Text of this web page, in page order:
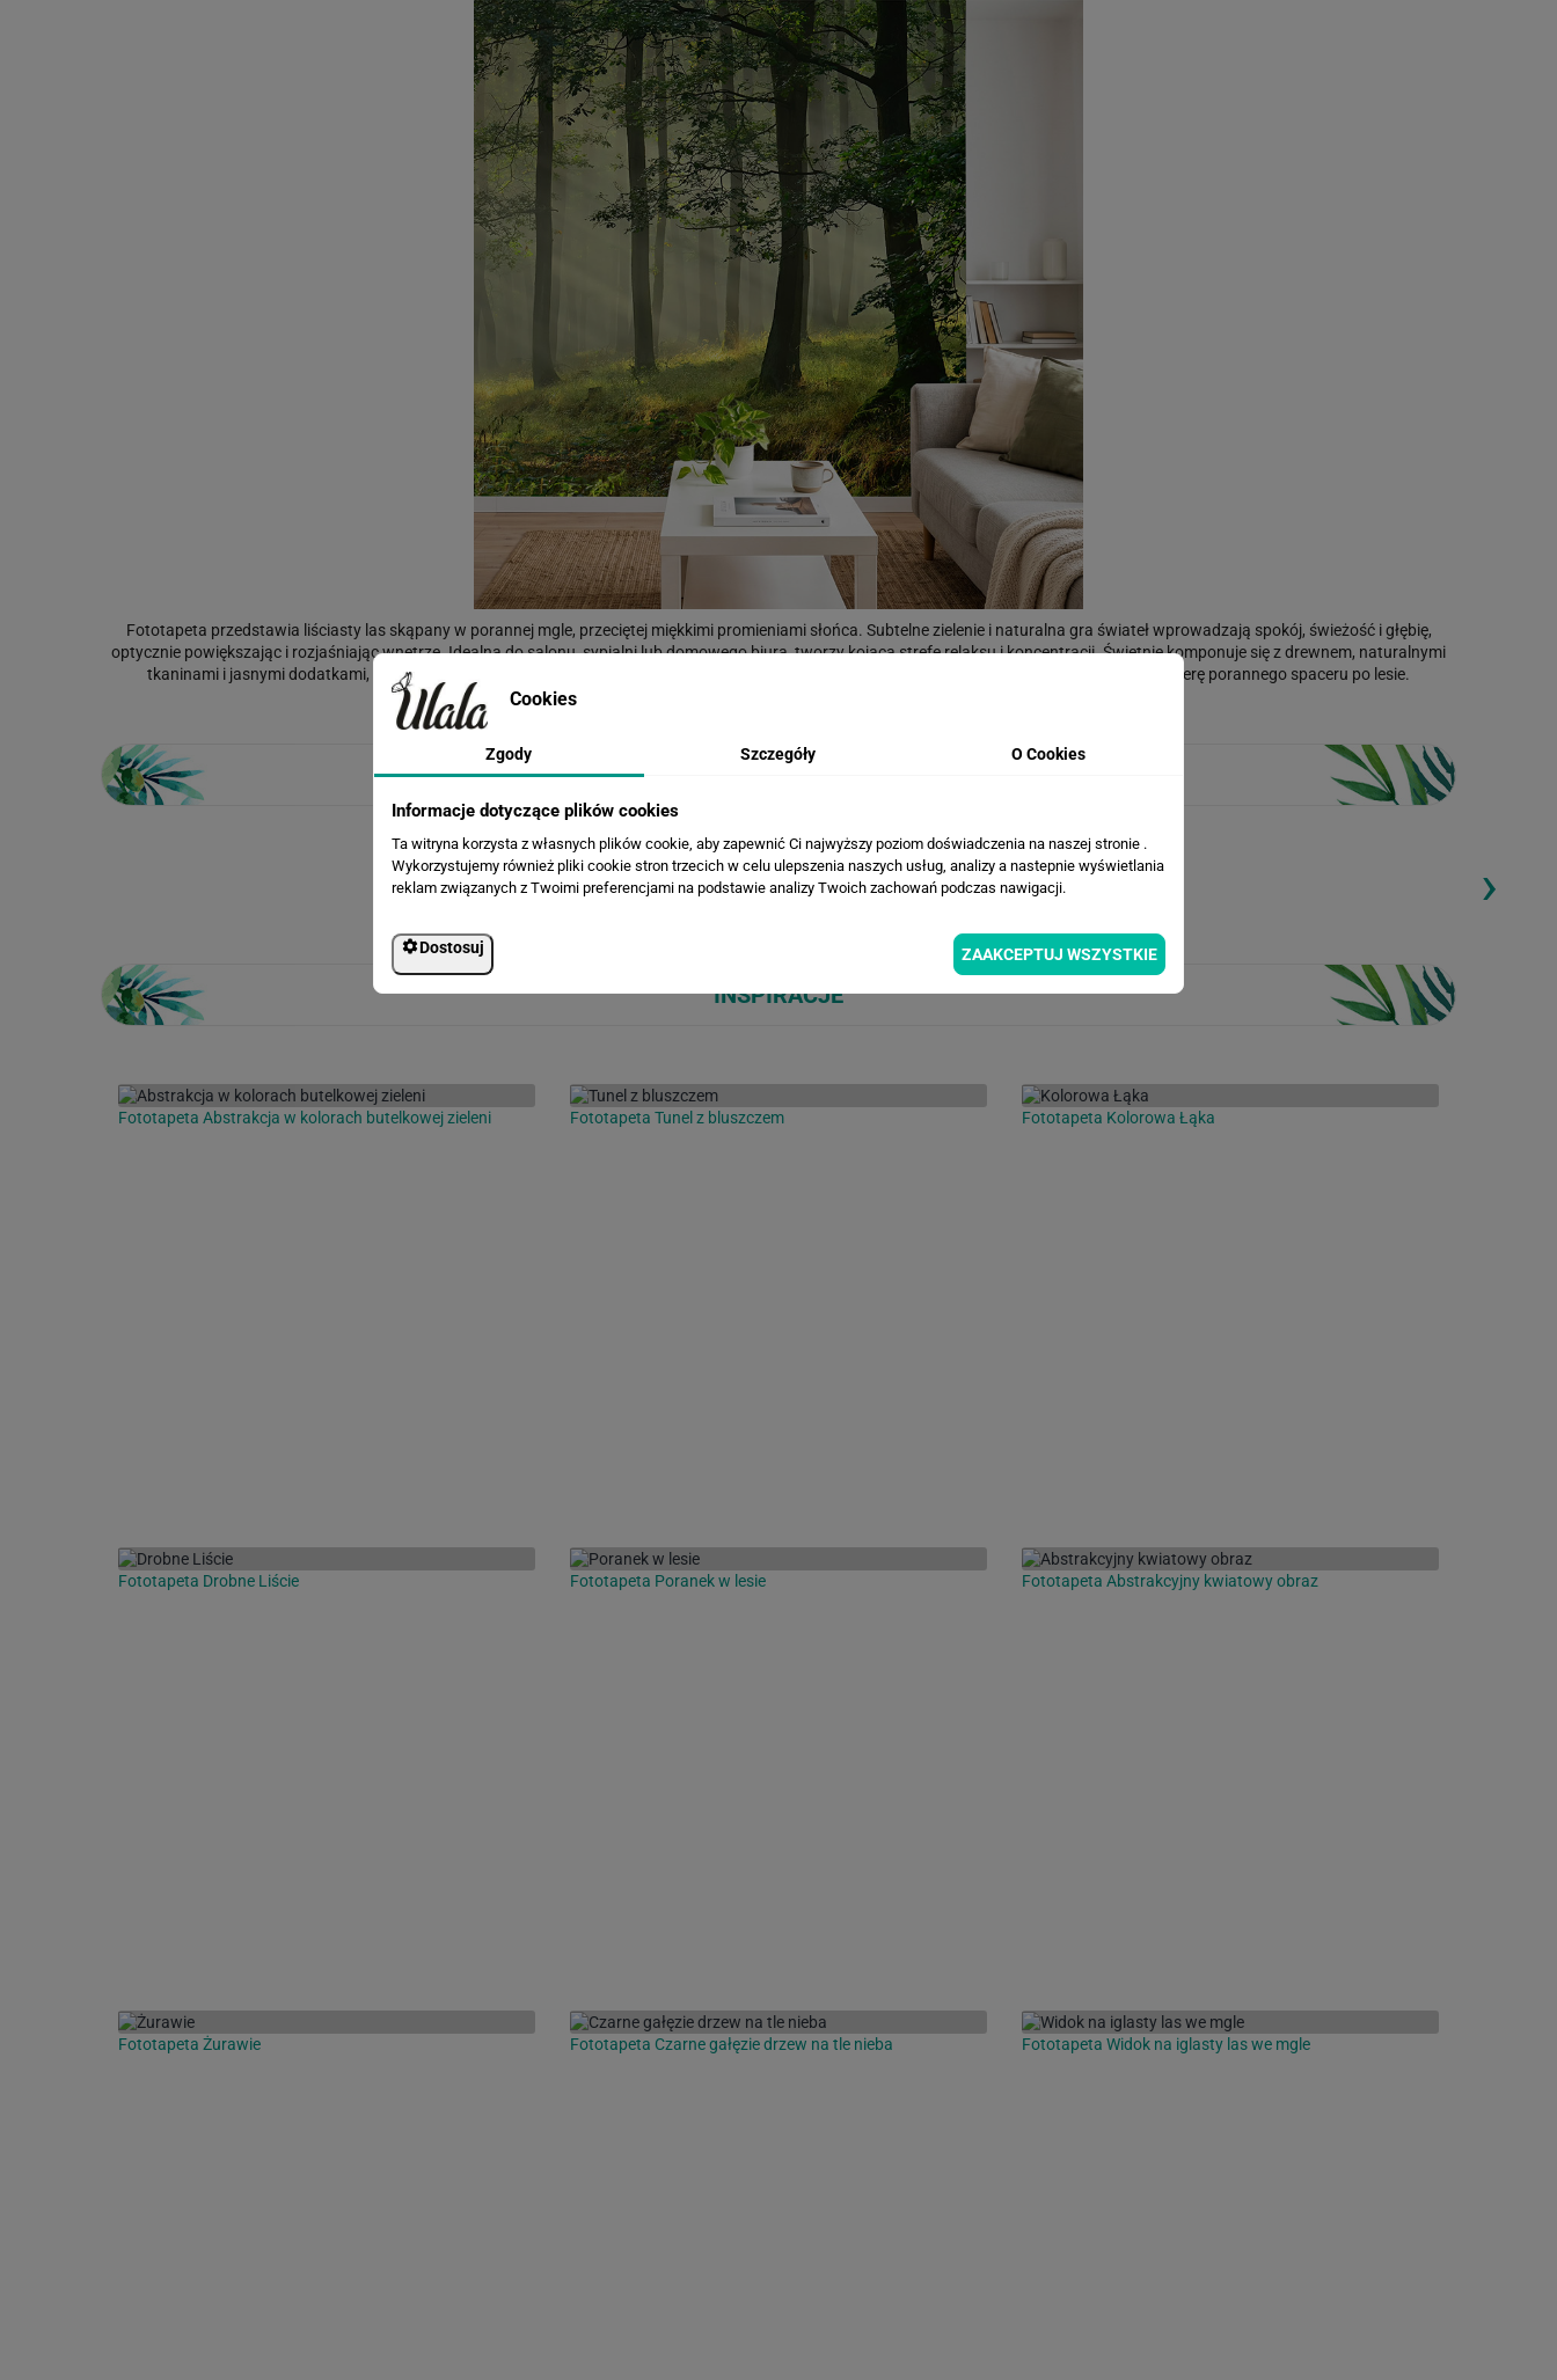
Fototapeta przedstawia liściasty las skąpany w porannej mgle, przeciętej miękkimi promieniami słońca. Subtelne zielenie i naturalna gra świateł wprowadzają spokój, świeżość i głębię,
optycznie powiększając i rozjaśniając wnętrze. Idealna do salonu, sypialni lub domowego biura, tworzy kojącą strefę relaksu i koncentracji. Świetnie komponuje się z drewnem, naturalnymi
tkaninami i jasnymi dodatkami, pasując do stylu skandynawskiego, eko i minimalistycznego. Wybierz ją, jeśli chcesz wprowadzić do domu atmosferę porannego spaceru po lesie.
WIZUALIZACJE PRODUKTU
Loading... Loading... Loading...
›
INSPIRACJE
Fototapeta Abstrakcja w kolorach butelkowej zieleni Fototapeta Tunel z bluszczem Fototapeta Kolorowa Łąka
Fototapeta Drobne Liście Fototapeta Poranek w lesie Fototapeta Abstrakcyjny kwiatowy obraz
Fototapeta Żurawie Fototapeta Czarne gałęzie drzew na tle nieba Fototapeta Widok na iglasty las we mgle
Cookies
Zgody Szczegóły O Cookies
Informacje dotyczące plików cookies
Ta witryna korzysta z własnych plików cookie, aby zapewnić Ci najwyższy poziom doświadczenia na naszej stronie .
Wykorzystujemy również pliki cookie stron trzecich w celu ulepszenia naszych usług, analizy a nastepnie wyświetlania
reklam związanych z Twoimi preferencjami na podstawie analizy Twoich zachowań podczas nawigacji.
Dostosuj ZAAKCEPTUJ WSZYSTKIE